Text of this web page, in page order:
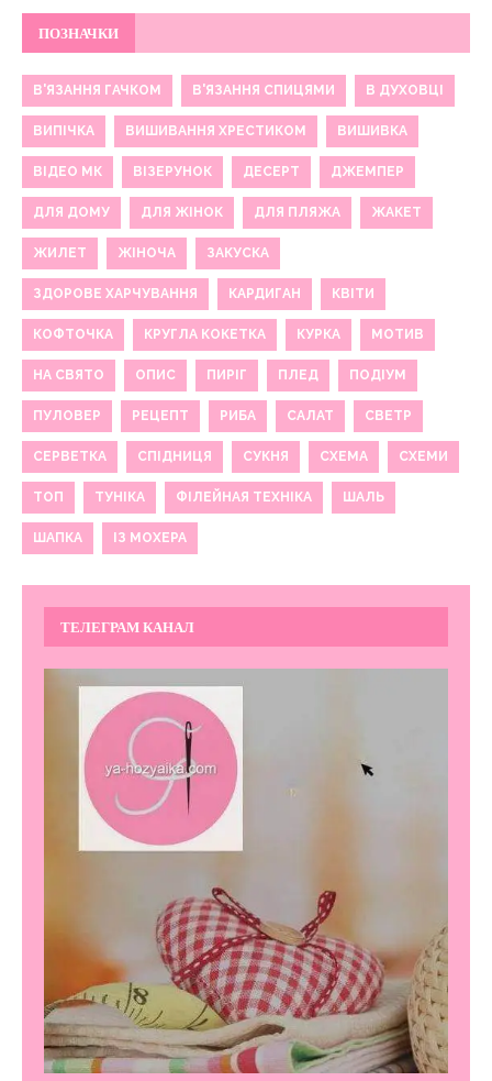
ПОЗНАЧКИ
В'ЯЗАННЯ ГАЧКОМ В'ЯЗАННЯ СПИЦЯМИ В ДУХОВЦІ
ВИПІЧКА ВИШИВАННЯ ХРЕСТИКОМ ВИШИВКА
ВІДЕО МК ВІЗЕРУНОК ДЕСЕРТ ДЖЕМПЕР
ДЛЯ ДОМУ ДЛЯ ЖІНОК ДЛЯ ПЛЯЖА ЖАКЕТ
ЖИЛЕТ ЖІНОЧА ЗАКУСКА
ЗДОРОВЕ ХАРЧУВАННЯ КАРДИГАН КВІТИ
КОФТОЧКА КРУГЛА КОКЕТКА КУРКА МОТИВ
НА СВЯТО ОПИС ПИРІГ ПЛЕД ПОДІУМ
ПУЛОВЕР РЕЦЕПТ РИБА САЛАТ СВЕТР
СЕРВЕТКА СПІДНИЦЯ СУКНЯ СХЕМА СХЕМИ
ТОП ТУНІКА ФІЛЕЙНАЯ ТЕХНІКА ШАЛЬ
ШАПКА ІЗ МОХЕРА
ТЕЛЕГРАМ КАНАЛ